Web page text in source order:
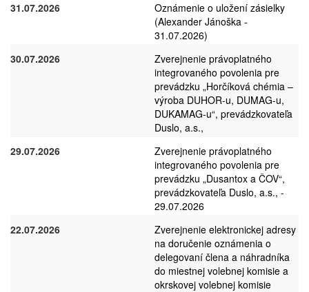
31.07.2026
Oznámenie o uložení zásielky
(Alexander Jánoška -
31.07.2026)
30.07.2026
Zverejnenie právoplatného
integrovaného povolenia pre
prevádzku „Horčíková chémia –
výroba DUHOR-u, DUMAG-u,
DUKAMAG-u“, prevádzkovateľa
Duslo, a.s.,
29.07.2026
Zverejnenie právoplatného
integrovaného povolenia pre
prevádzku „Dusantox a ČOV“,
prevádzkovateľa Duslo, a.s., -
29.07.2026
22.07.2026
Zverejnenie elektronickej adresy
na doručenie oznámenia o
delegovaní člena a náhradníka
do miestnej volebnej komisie a
okrskovej volebnej komisie